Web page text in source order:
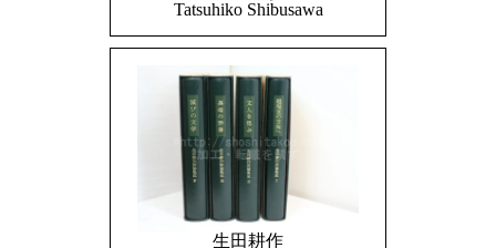
Tatsuhiko Shibusawa
生田耕作